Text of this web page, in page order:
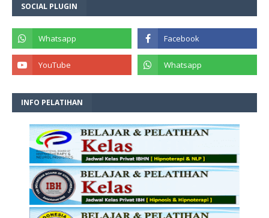
SOCIAL PLUGIN
INFO PELATIHAN